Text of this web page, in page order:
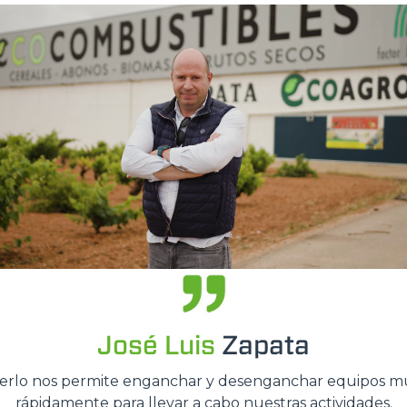
GANCHOS
PLATAFORMAS
ESPECIAL
José Luis Zapata
nos permite enganchar y desenganchar equipos
rápidamente para llevar a cabo nuestras actividades.